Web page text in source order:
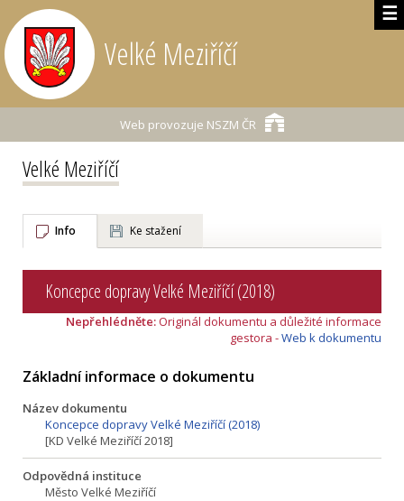
☰
Velké Meziříčí
Web provozuje NSZM ČR
Velké Meziříčí
Info Ke stažení
Koncepce dopravy Velké Meziříčí (2018)
Nepřehlédněte:Originál dokumentu a důležité informace
gestora -Web k dokumentu
Základní informace o dokumentu
Název dokumentu
Koncepce dopravy Velké Meziříčí (2018)
[KD Velké Meziříčí 2018]
Odpovědná instituce
Město Velké Meziříčí